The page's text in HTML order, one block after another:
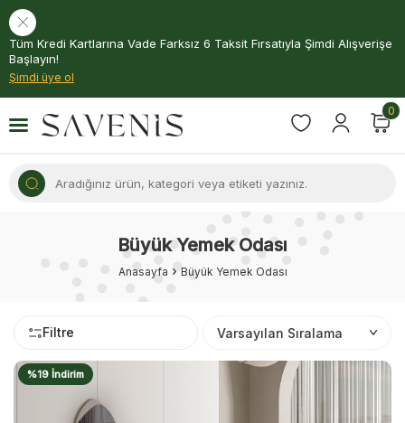
Tüm Kredi Kartlarına Vade Farksız 6 Taksit Fırsatıyla Şimdi Alışverişe
Başlayın!
Şimdi üye ol
0
Büyük Yemek Odası
Anasayfa Büyük Yemek Odası
Filtre
%19 İndirim